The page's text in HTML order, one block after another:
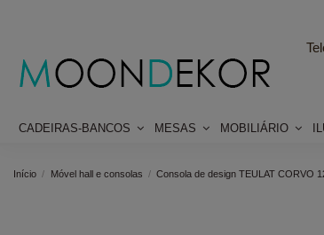
CADEIRAS-BANCOS MESAS MOBILIÁRIO
Início Móvel hall e consolas Consola de design TEULAT CORVO